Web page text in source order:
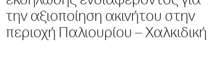
την αξιοποίηση ακινήτου στην
περιοχή Παλιουρίου – Χαλκιδική